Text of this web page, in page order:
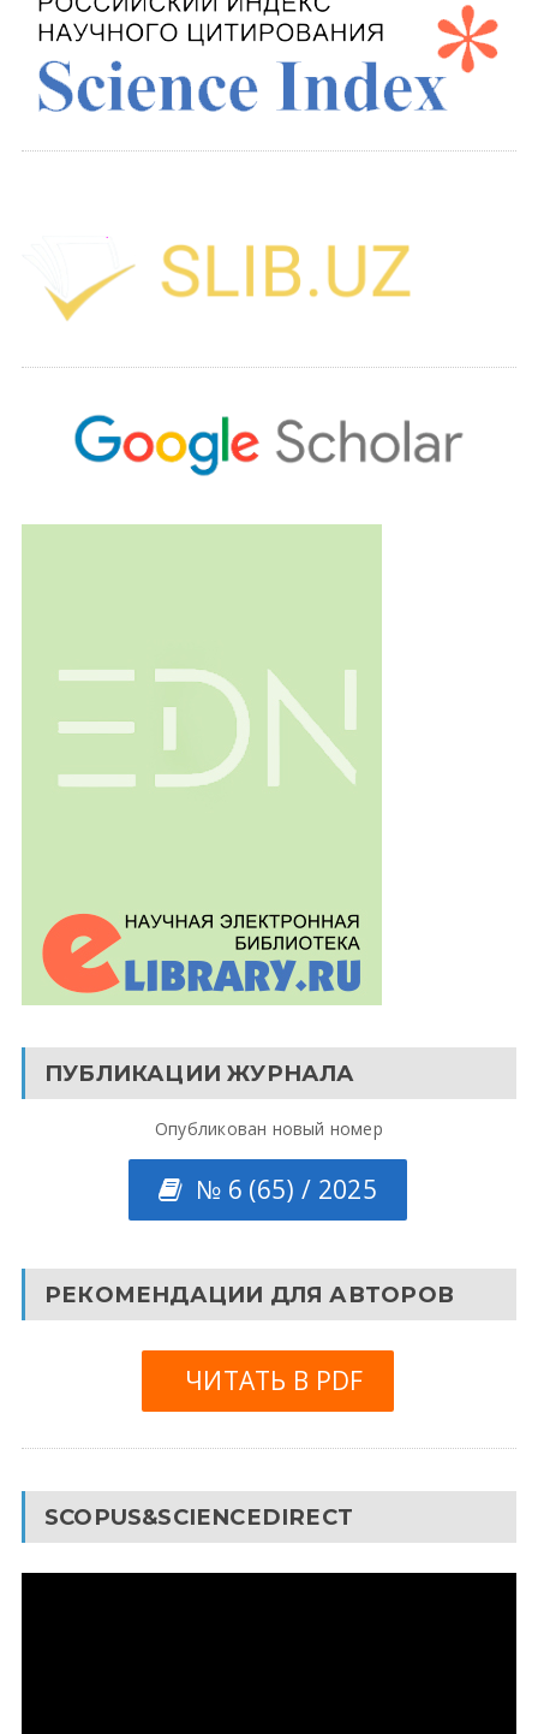
ПУБЛИКАЦИИ ЖУРНАЛА
Опубликован новый номер
№ 6 (65) / 2025
РЕКОМЕНДАЦИИ ДЛЯ АВТОРОВ
ЧИТАТЬ В PDF
SCOPUS&SCIENCEDIRECT